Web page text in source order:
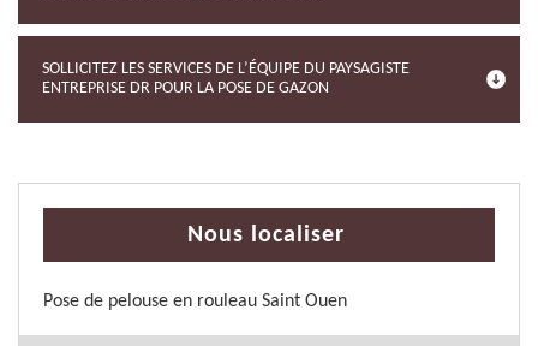
SOLLICITEZ LES SERVICES DE L’ÉQUIPE DU PAYSAGISTE
ENTREPRISE DR POUR LA POSE DE GAZON
Nous localiser
Pose de pelouse en rouleau Saint Ouen